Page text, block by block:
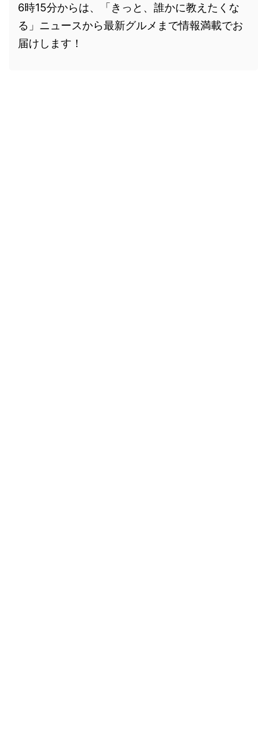
6時15分からは、「きっと、誰かに教えたくな
る」ニュースから最新グルメまで情報満載でお
届けします！